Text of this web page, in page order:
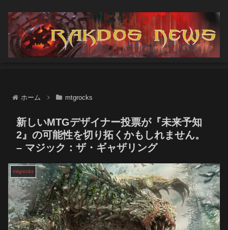
ホーム mtgrocks
新しいMTGデザイナー投票が『未来予知
2』の可能性を切り拓くかもしれません。
– マジック：ザ・ギャザリング
mtgrocks